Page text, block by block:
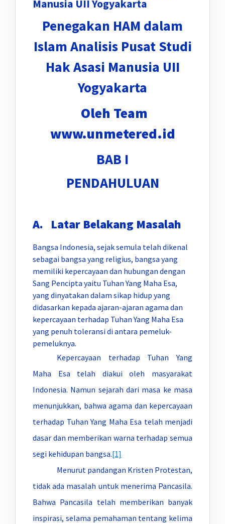
Manusia UII Yogyakarta
Penegakan HAM dalam
Islam Analisis Pusat Studi
Hak Asasi Manusia UII
Yogyakarta
Oleh Team
www.unmetered.id
BAB I
PENDAHULUAN
A. Latar Belakang Masalah
Bangsa Indonesia, sejak semula telah dikenal
sebagai bangsa yang religius, bangsa yang
memiliki kepercayaan dan hubungan dengan
Sang Pencipta yaitu Tuhan Yang Maha Esa,
yang dinyatakan dalam sikap hidup yang
didasarkan kepada ajaran-ajaran agama dan
kepercayaan terhadap Tuhan Yang Maha Esa
yang penuh toleransi di antara pemeluk-
pemeluknya.
Kepercayaan terhadap Tuhan Yang
Maha Esa telah diakui oleh masyarakat
Indonesia. Namun sejarah dari masa ke masa
menunjukkan, bahwa agama dan kepercayaan
terhadap Tuhan Yang Maha Esa telah menjadi
dasar dan memberikan warna terhadap semua
segi kehidupan bangsa.[1]
Menurut pandangan Kristen Protestan,
tidak ada masalah untuk menerima Pancasila.
Bahwa Pancasila telah memberikan banyak
inspirasi, selama pemahaman tentang kelima